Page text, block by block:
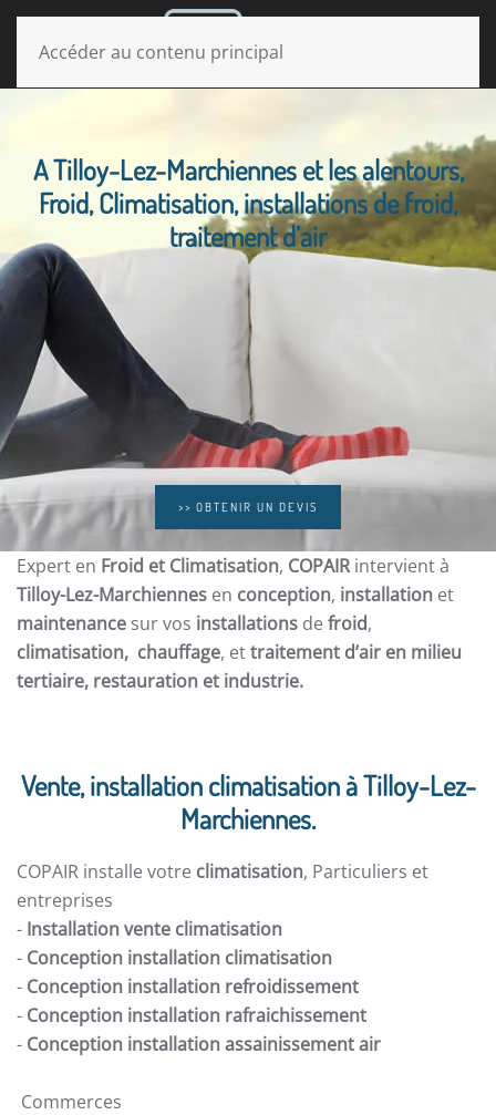
Accéder au contenu principal
A Tilloy-Lez-Marchiennes et les alentours,
Froid, Climatisation, installations de froid,
traitement d’air
>> OBTENIR UN DEVIS
Expert en Froid et Climatisation, COPAIRintervient à
Tilloy-Lez-Marchiennes en conception, installation et
maintenance sur vos installations de froid,
climatisation, chauffage, ettraitement d’air en milieu
tertiaire, restauration et industrie.
Vente, installation climatisation à Tilloy-Lez-
Marchiennes.
COPAIR installe votre climatisation, Particuliers et
entreprises
- Installation vente climatisation
- Conception installation climatisation
- Conception installation refroidissement
- Conception installation rafraichissement
- Conception installation assainissement air
Commerces